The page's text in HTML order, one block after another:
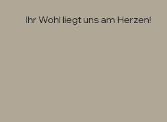
Ihr Wohl liegt uns am Herzen!